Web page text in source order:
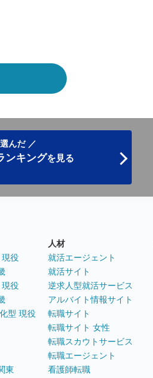
んだ ／
ンキングを見る
現役
現役
型 現役
東
人材
就活エージェント
就活サイト
逆求人型就活サービス
アルバイト情報サイト
転職サイト
転職サイト 女性
転職スカウトサービス
転職エージェント
看護師転職